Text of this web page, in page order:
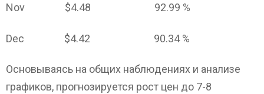
Nov $4.48 92.99 %
Dec $4.42 90.34 %
Основываясь на общих наблюдениях и анализе
графиков, прогнозируется рост цен до 7-8